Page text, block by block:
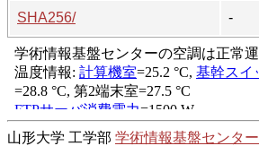
SHA256/
-
山形大学 工学部 学術情報基盤センター